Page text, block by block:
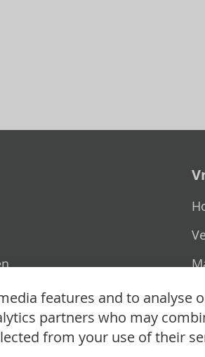
features and to analyse
partners who may
from your use of their